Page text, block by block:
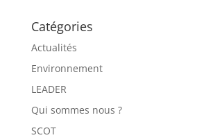
Catégories
Actualités
Environnement
LEADER
Qui sommes nous ?
SCOT